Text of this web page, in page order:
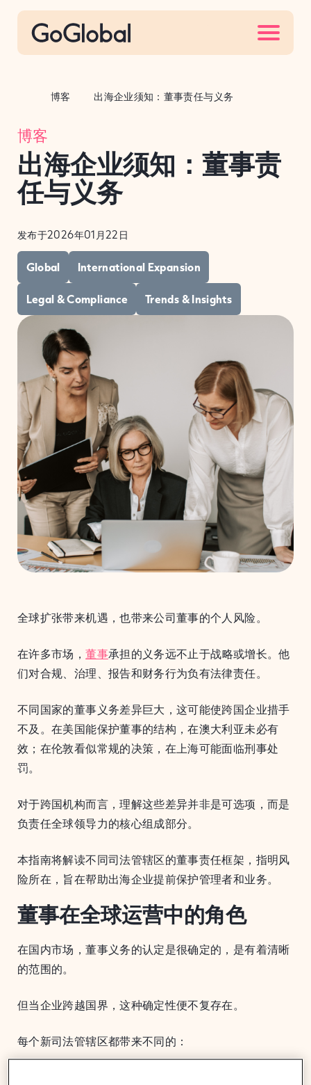
博客 出海企业须知：董事责任与义务
博客
出海企业须知：董事责
任与义务
发布于2026年01月22日
Global International Expansion
Legal & Compliance Trends & Insights
全球扩张带来机遇，也带来公司董事的个人风险。
在许多市场，董事承担的义务远不止于战略或增长。他
们对合规、治理、报告和财务行为负有法律责任。
不同国家的董事义务差异巨大，这可能使跨国企业措手
不及。在美国能保护董事的结构，在澳大利亚未必有
效；在伦敦看似常规的决策，在上海可能面临刑事处
罚。
对于跨国机构而言，理解这些差异并非是可选项，而是
负责任全球领导力的核心组成部分。
本指南将解读不同司法管辖区的董事责任框架，指明风
险所在，旨在帮助出海企业提前保护管理者和业务。
董事在全球运营中的角色
在国内市场，董事义务的认定是很确定的，是有着清晰
的范围的。
但当企业跨越国界，这种确定性便不复存在。
每个新司法管辖区都带来不同的：